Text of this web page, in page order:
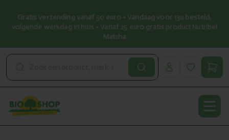
Gratis verzending vanaf 50 euro • Vandaag voor 13u besteld,
volgende werkdag in huis • Vanaf 25 euro gratis product Nutribel
Matcha